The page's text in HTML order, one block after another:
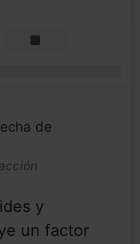
de
y
un factor